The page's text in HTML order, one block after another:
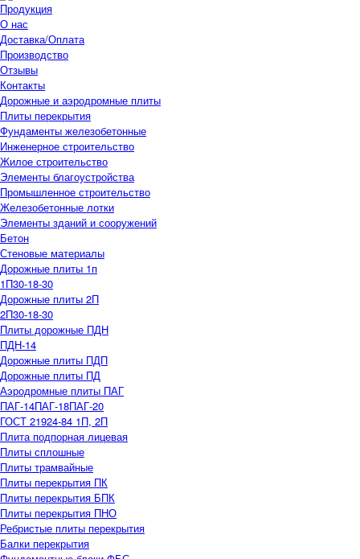
Продукция
О нас
Доставка/Оплата
Производство
Отзывы
Контакты
Дорожные и аэродромные плиты
Плиты перекрытия
Фундаменты железобетонные
Инженерное строительство
Жилое строительство
Элементы благоустройства
Промышленное строительство
Железобетонные лотки
Элементы зданий и сооружений
Бетон
Стеновые материалы
Дорожные плиты 1п
1П30-18-30
Дорожные плиты 2П
2П30-18-30
Плиты дорожные ПДН
ПДН-14
Дорожные плиты ПДП
Дорожные плиты ПД
Аэродромные плиты ПАГ
ПАГ-14ПАГ-18ПАГ-20
ГОСТ 21924-84 1П, 2П
Плита подпорная лицевая
Плиты сплошные
Плиты трамвайные
Плиты перекрытия ПК
Плиты перекрытия БПК
Плиты перекрытия ПНО
Ребристые плиты перекрытия
Балки перекрытия